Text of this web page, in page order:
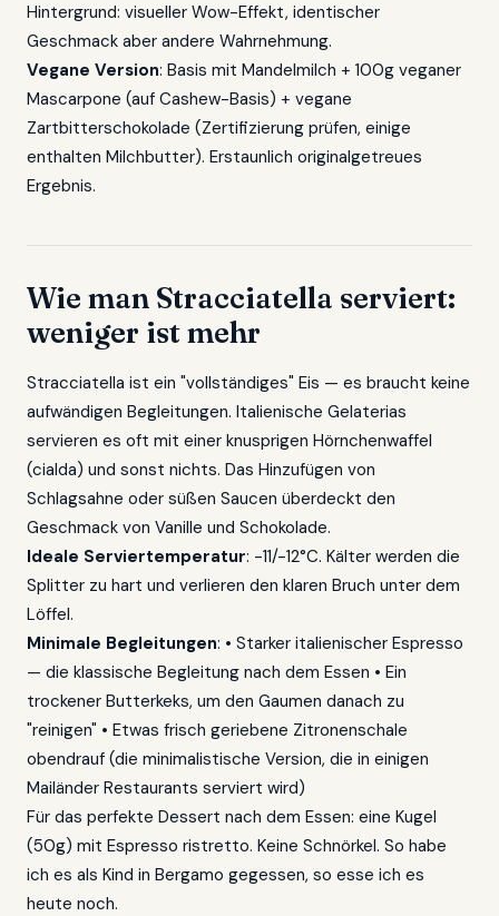
Hintergrund: visueller Wow-Effekt, identischer
Geschmack aber andere Wahrnehmung.
Vegane Version: Basis mit Mandelmilch + 100g veganer
Mascarpone (auf Cashew-Basis) + vegane
Zartbitterschokolade (Zertifizierung prüfen, einige
enthalten Milchbutter). Erstaunlich originalgetreues
Ergebnis.
Wie man Stracciatella serviert:
weniger ist mehr
Stracciatella ist ein "vollständiges" Eis — es braucht keine
aufwändigen Begleitungen. Italienische Gelaterias
servieren es oft mit einer knusprigen Hörnchenwaffel
(cialda) und sonst nichts. Das Hinzufügen von
Schlagsahne oder süßen Saucen überdeckt den
Geschmack von Vanille und Schokolade.
Ideale Serviertemperatur: -11/-12°C. Kälter werden die
Splitter zu hart und verlieren den klaren Bruch unter dem
Löffel.
Minimale Begleitungen: • Starker italienischer Espresso
— die klassische Begleitung nach dem Essen • Ein
trockener Butterkeks, um den Gaumen danach zu
"reinigen" • Etwas frisch geriebene Zitronenschale
obendrauf (die minimalistische Version, die in einigen
Mailänder Restaurants serviert wird)
Für das perfekte Dessert nach dem Essen: eine Kugel
(50g) mit Espresso ristretto. Keine Schnörkel. So habe
ich es als Kind in Bergamo gegessen, so esse ich es
heute noch.